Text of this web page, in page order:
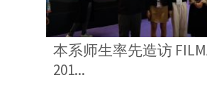
本系师生率先造访
201...